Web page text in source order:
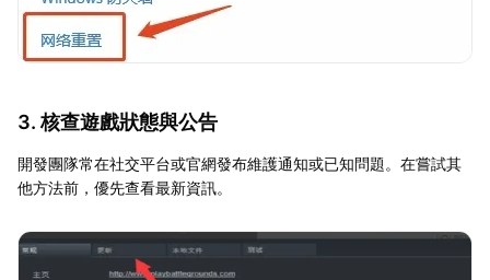
3. 核查遊戲狀態與公告
開發團隊常在社交平台或官網發布維護通知或已知問題。在嘗試其
他方法前，優先查看最新資訊。